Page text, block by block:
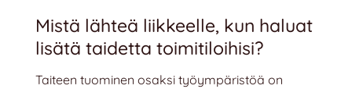
Mistä lähteä liikkeelle, kun haluat
lisätä taidetta toimitiloihisi?
Taiteen tuominen osaksi työympäristöä on